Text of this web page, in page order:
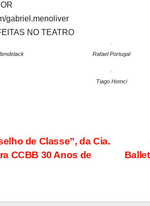
gabriel.menoliver
NO TEATRO
Rafael Portugal
Tiago Homci
de Classe”, da Cia.
CCBB 30 Anos de